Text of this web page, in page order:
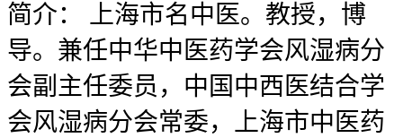
简介：
上海市名中医。教授，博
导。兼任中华中医药学会风湿病分
会副主任委员，中国中西医结合学
会风湿病分会常委，上海市中医药